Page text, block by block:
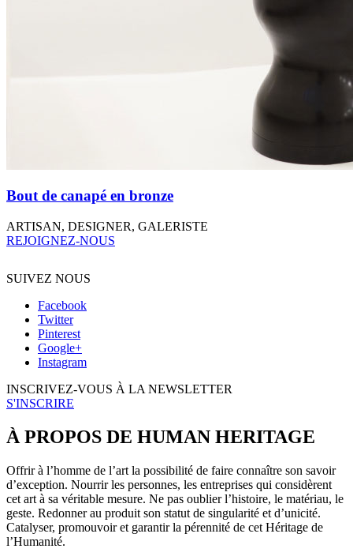
Bout de canapé en bronze
ARTISAN, DESIGNER, GALERISTE
REJOIGNEZ-NOUS
SUIVEZ NOUS
Facebook
Twitter
Pinterest
Google+
Instagram
INSCRIVEZ-VOUS À LA NEWSLETTER
S'INSCRIRE
À PROPOS DE HUMAN HERITAGE
Offrir à l’homme de l’art la possibilité de faire connaître son savoir
d’exception. Nourrir les personnes, les entreprises qui considèrent
cet art à sa véritable mesure. Ne pas oublier l’histoire, le matériau, le
geste. Redonner au produit son statut de singularité et d’unicité.
Catalyser, promouvoir et garantir la pérennité de cet Héritage de
l’Humanité.